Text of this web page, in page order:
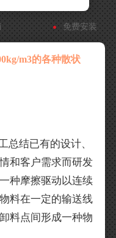
免费安装
m3的各种散状
总结已有的设计、
和客户需求而研发
种摩擦驱动以连续
料在一定的输送线
料点间形成一种物